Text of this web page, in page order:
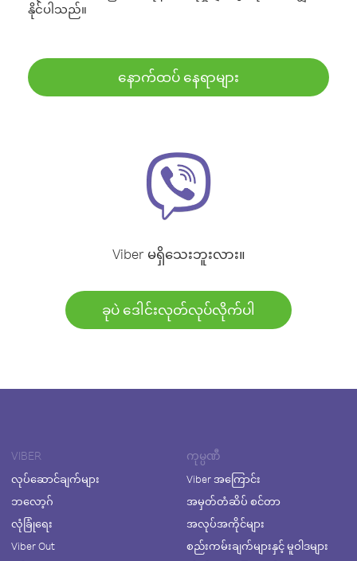
နိုင်ပါသည်။
နောက်ထပ် နေရာများ
Viber မရှိသေးဘူးလား။
ခုပဲ ဒေါင်းလုတ်လုပ်လိုက်ပါ
VIBER
လုပ်ဆောင်ချက်များ
ဘလော့ဂ်
လုံခြုံရေး
Viber Out
ကုမ္ပဏီ
Viber အကြောင်း
အမှတ်တံဆိပ် စင်တာ
အလုပ်အကိုင်များ
စည်းကမ်းချက်များနှင့် မူဝါဒများ